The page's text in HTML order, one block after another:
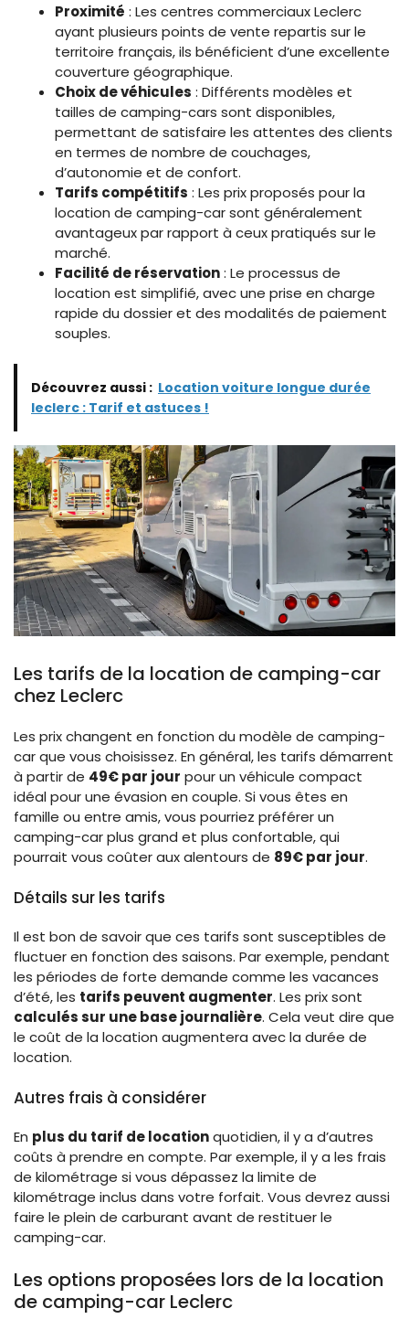
Proximité : Les centres commerciaux Leclerc
ayant plusieurs points de vente repartis sur le
territoire français, ils bénéficient d’une excellente
couverture géographique.
Choix de véhicules : Différents modèles et
tailles de camping-cars sont disponibles,
permettant de satisfaire les attentes des clients
en termes de nombre de couchages,
d’autonomie et de confort.
Tarifs compétitifs : Les prix proposés pour la
location de camping-car sont généralement
avantageux par rapport à ceux pratiqués sur le
marché.
Facilité de réservation: Le processus de
location est simplifié, avec une prise en charge
rapide du dossier et des modalités de paiement
souples.
Découvrez aussi : Location voiture longue durée
leclerc : Tarif et astuces !
Les tarifs de la location de camping-car
chez Leclerc
Les prix changent en fonction du modèle de camping-
car que vous choisissez. En général, les tarifs démarrent
à partir de 49€ par jour pour un véhicule compact
idéal pour une évasion en couple. Si vous êtes en
famille ou entre amis, vous pourriez préférer un
camping-car plus grand et plus confortable, qui
pourrait vous coûter aux alentours de 89€ par jour.
Détails sur les tarifs
Il est bon de savoir que ces tarifs sont susceptibles de
fluctuer en fonction des saisons. Par exemple, pendant
les périodes de forte demande comme les vacances
d’été, les tarifs peuvent augmenter. Les prix sont
calculés sur une base journalière. Cela veut dire que
le coût de la location augmentera avec la durée de
location.
Autres frais à considérer
En plus du tarif de locationquotidien, il y a d’autres
coûts à prendre en compte. Par exemple, il y a les frais
de kilométrage si vous dépassez la limite de
kilométrage inclus dans votre forfait. Vous devrez aussi
faire le plein de carburant avant de restituer le
camping-car.
Les options proposées lors de la location
de camping-car Leclerc